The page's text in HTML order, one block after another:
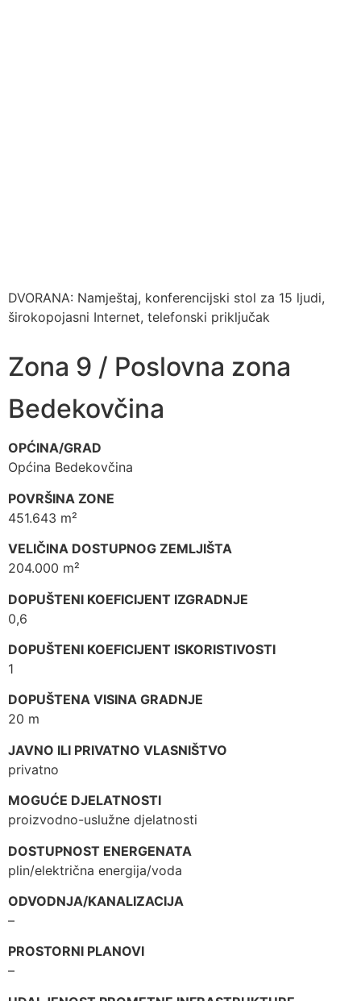
DVORANA: Namještaj, konferencijski stol za 15 ljudi,
širokopojasni Internet, telefonski priključak
Zona 9 / Poslovna zona
Bedekovčina
OPĆINA/GRAD
Općina Bedekovčina
POVRŠINA ZONE
451.643 m²
VELIČINA DOSTUPNOG ZEMLJIŠTA
204.000 m²
DOPUŠTENI KOEFICIJENT IZGRADNJE
0,6
DOPUŠTENI KOEFICIJENT ISKORISTIVOSTI
1
DOPUŠTENA VISINA GRADNJE
20 m
JAVNO ILI PRIVATNO VLASNIŠTVO
privatno
MOGUĆE DJELATNOSTI
proizvodno-uslužne djelatnosti
DOSTUPNOST ENERGENATA
plin/električna energija/voda
ODVODNJA/KANALIZACIJA
–
PROSTORNI PLANOVI
–